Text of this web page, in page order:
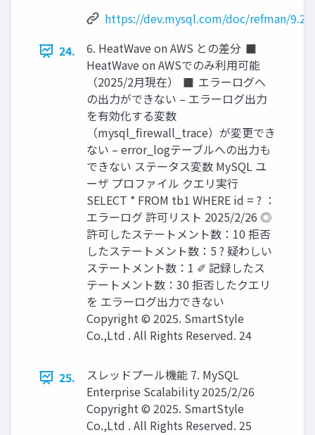
https://dev.mysql.com/doc/refman/
24.
6. HeatWave on AWS との差分 ◼
HeatWave on AWSでのみ利用可能
（2025/2月現在） ◼ エラーログへ
の出力ができない – エラーログ出力
を有効化する変数
（mysql_firewall_trace）が変更でき
ない – error_logテーブルへの出力も
できない ステータス変数 MySQL ユ
ーザ プロファイル クエリ実行
SELECT * FROM tb1 WHERE id = ? ：
エラーログ 許可リスト 2025/2/26 ◎
許可したステートメント数：10 拒否
したステートメント数：5 ? 疑わしい
ステートメント数：1 ✐ 記録したス
テートメント数：30 拒否したクエリ
を エラーログ出力できない
Copyright © 2025. SmartStyle
Co.,Ltd . All Rights Reserved. 24
25.
スレッドプール機能 7. MySQL
Enterprise Scalability 2025/2/26
Copyright © 2025. SmartStyle
Co.,Ltd . All Rights Reserved. 25